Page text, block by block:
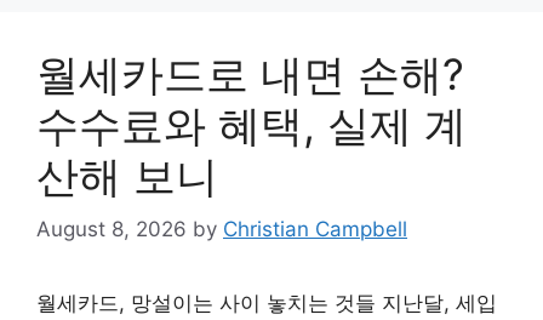
월세카드로 내면 손해?
수수료와 혜택, 실제 계
산해 보니
August 8, 2026 by Christian Campbell
월세카드, 망설이는 사이 놓치는 것들 지난달, 세입